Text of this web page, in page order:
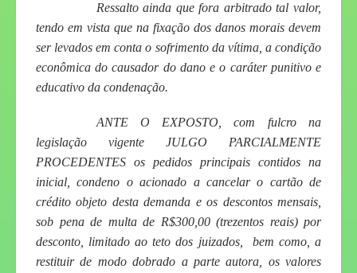
Ressalto ainda que fora arbitrado tal valor,
tendo em vista que na fixação dos danos morais devem
ser levados em conta o sofrimento da vítima, a condição
econômica do causador do dano e o caráter punitivo e
educativo da condenação.
ANTE O EXPOSTO , com fulcro na
legislação vigente JULGO PARCIALMENTE
PROCEDENTES os pedidos principais contidos na
inicial, condeno o acionado a cancelar o cartão de
crédito objeto desta demanda e os descontos mensais,
sob pena de multa de R$300,00 (trezentos reais) por
desconto, limitado ao teto dos juizados, bem como, a
restituir de modo dobrado a parte autora, os valores